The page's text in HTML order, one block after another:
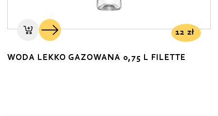
12 zł
WODA LEKKO GAZOWANA 0,75 L FILETTE